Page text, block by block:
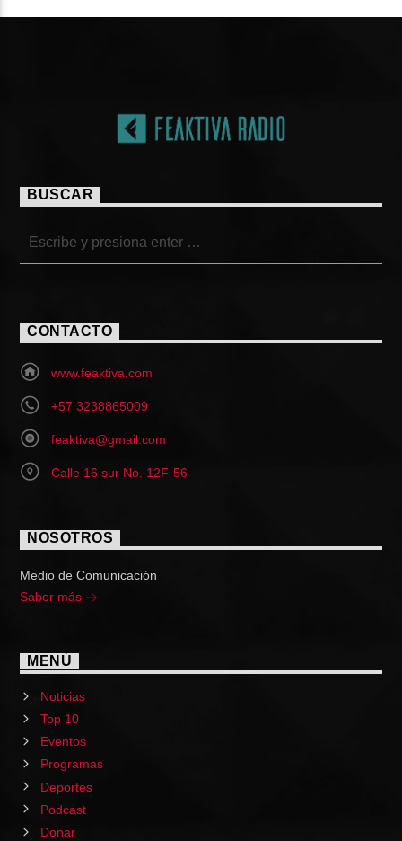
BUSCAR
CONTACTO
www.feaktiva.com
+57 3238865009
feaktiva@gmail.com
Calle 16 sur No. 12F-56
NOSOTROS
Medio de Comunicación
Saber más
MENÚ
Noticias
Top 10
Eventos
Programas
Deportes
Podcast
Donar